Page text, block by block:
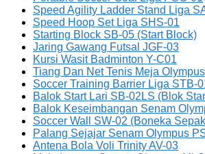
Speed Agility Ladder Stand Liga
Speed Hoop Set Liga SHS-01
Starting Block SB-05 (Start Block)
Jaring Gawang Futsal JGF-03
Kursi Wasit Badminton Y-C01
Tiang Dan Net Tenis Meja
Soccer Training Barrier Liga STB-
Balok Start Lari SB-02LS (Blok
Balok Keseimbangan Senam
Soccer Wall SW-02 (Boneka
Palang Sejajar Senam Olympus
Antena Bola Voli Trinity AV-03